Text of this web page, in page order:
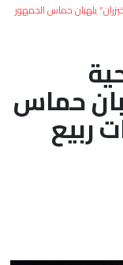
يلهبان حماس الجمهور
حماس
ربيع